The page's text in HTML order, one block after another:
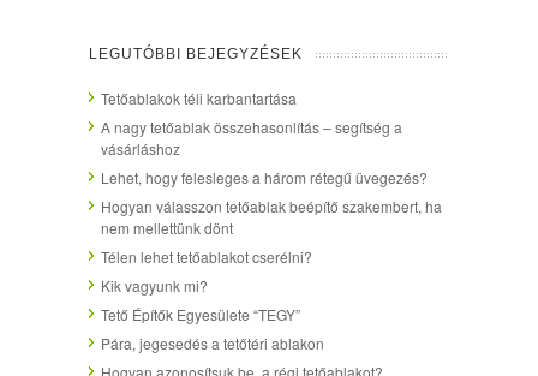
LEGUTÓBBI BEJEGYZÉSEK
Tetőablakok téli karbantartása
A nagy tetőablak összehasonlítás – segítség a
vásárláshoz
Lehet, hogy felesleges a három rétegű üvegezés?
Hogyan válasszon tetőablak beépítő szakembert, ha
nem mellettünk dönt
Télen lehet tetőablakot cserélni?
Kik vagyunk mi?
Tető Építők Egyesülete “TEGY”
Pára, jegesedés a tetőtéri ablakon
Hogyan azonosítsuk be, a régi tetőablakot?